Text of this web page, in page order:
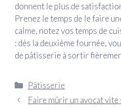
donnent le plus de
Prenez le temps de le faire
calme, notez vos temps de
: dès la deuxième fournée,
de pâtisserie à sortir
Catégories
Pâtisserie
Faire mûrir un avocat